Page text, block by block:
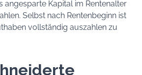
angesparte Kapital im Rentenalter
Selbst nach Rentenbeginn ist
vollständig auszahlen zu